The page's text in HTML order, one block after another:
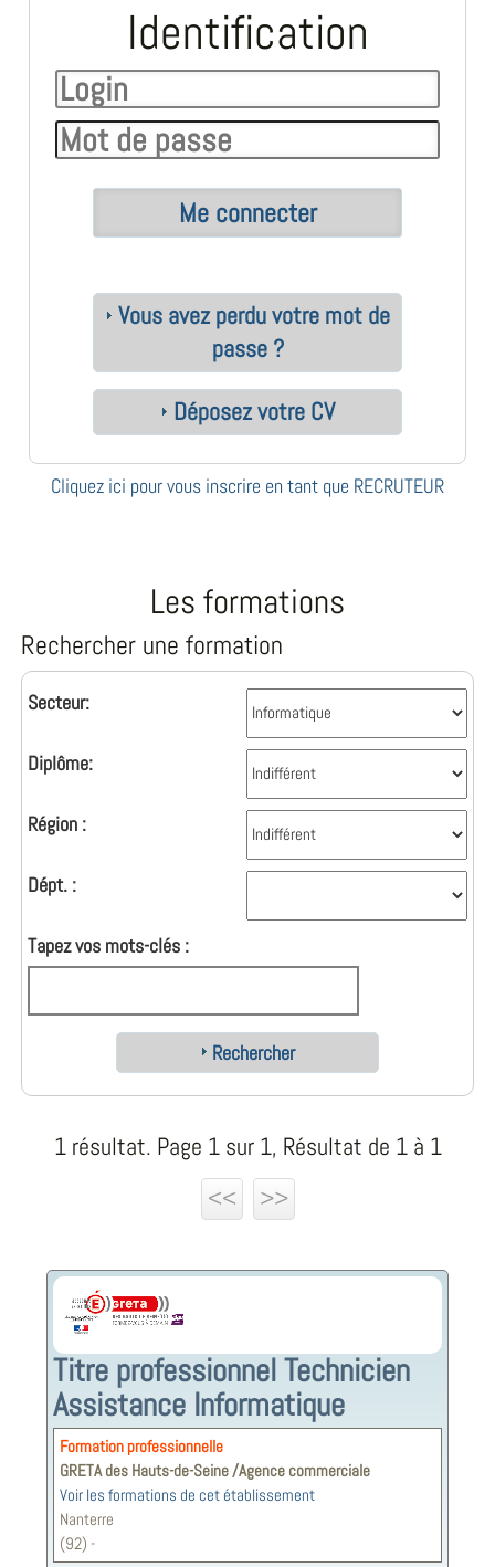
Identification
Vous avez perdu votre mot de
passe ?
Déposez votre CV
Cliquez ici pour vous inscrire en tant que RECRUTEUR
Les formations
Rechercher une formation
Secteur:
Diplôme:
Région :
Dépt. :
Tapez vos mots-clés :
Rechercher
1 résultat. Page 1 sur 1, Résultat de 1 à 1
<<
>>
Titre professionnel Technicien
Assistance Informatique
Formation professionnelle
GRETA des Hauts-de-Seine /Agence commerciale
Voir les formations de cet établissement
Nanterre
(92) -